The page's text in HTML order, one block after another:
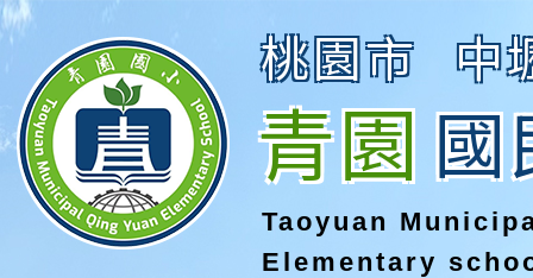
桃園市 中
青園國
Taoyuan
Elementary